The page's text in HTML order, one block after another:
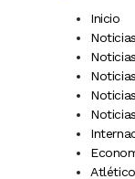
Inicio